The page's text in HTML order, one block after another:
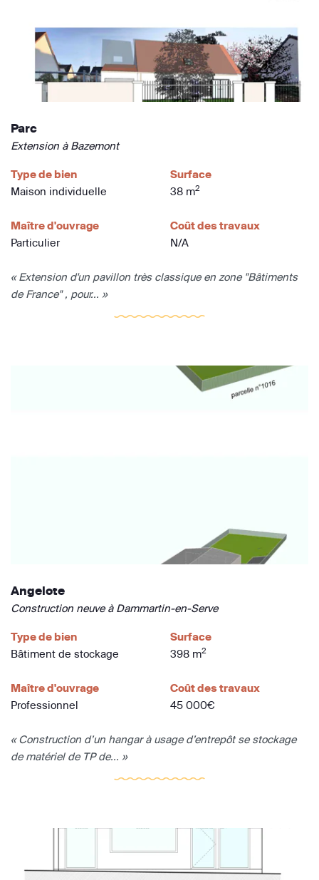
Parc
Extension à Bazemont
Type de bien
Maison individuelle
Surface
38 m2
Maître d'ouvrage
Particulier
Coût des travaux
N/A
« Extension d'un pavillon très classique en zone "Bâtiments
de France" , pour... »
Angelote
Construction neuve à Dammartin-en-Serve
Type de bien
Bâtiment de stockage
Surface
398 m2
Maître d'ouvrage
Professionnel
Coût des travaux
45 000€
« Construction d’un hangar à usage d’entrepôt se stockage
de matériel de TP de... »